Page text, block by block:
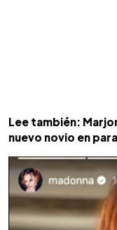
Lee también:
nuevo novio en